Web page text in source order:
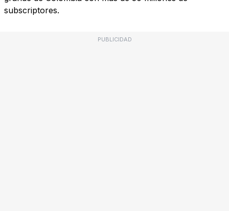
subscriptores.
PUBLICIDAD